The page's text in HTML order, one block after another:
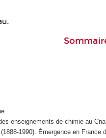
enseignements de chimie au
1990). Émergence en